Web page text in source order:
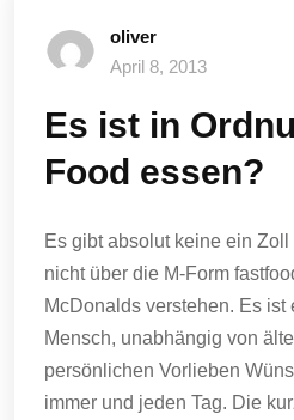
oliver
April 8, 2013
Es ist in
Food essen?
Es gibt absolut keine ein
nicht über die M-Form
McDonalds verstehen. Es ist
Mensch, unabhängig von
persönlichen Vorlieben
immer und jeden Tag. Die